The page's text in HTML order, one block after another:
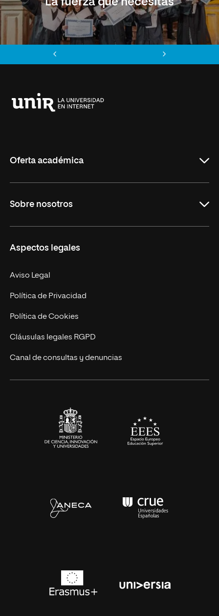
Oferta académica
Derecho
Empresa
MBA
Marketing y Comunicación
Ingeniería
Diseño
Ciencias de la Salud
Sobre nosotros
Nuestro Equipo
Contacto
Aspectos legales
Aviso Legal
Política de Privacidad
Política de Cookies
Cláusulas legales RGPD
Canal de consultas y denuncias